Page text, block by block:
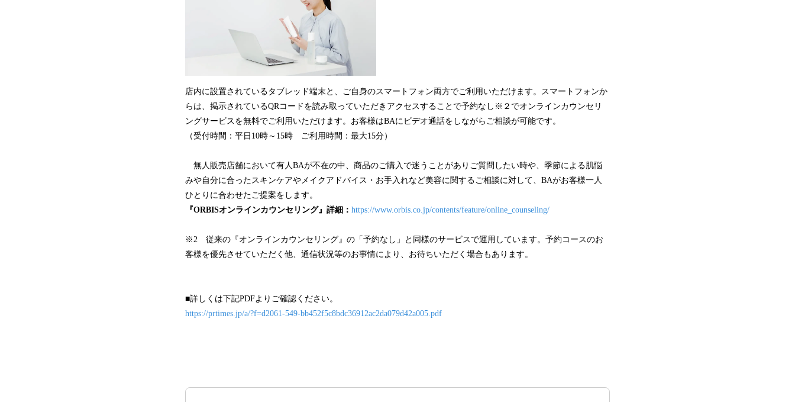
店内に設置されているタブレッド端末と、ご自身のスマートフォン両方でご利用いただけます。スマートフォンか
らは、掲示されているQRコードを読み取っていただきアクセスすることで予約なし※２でオンラインカウンセリ
ングサービスを無料でご利用いただけます。お客様はBAにビデオ通話をしながらご相談が可能です。
（受付時間：平日10時～15時 ご利用時間：最大15分）
無人販売店舗において有人BAが不在の中、商品のご購入で迷うことがありご質問したい時や、季節による肌悩
みや自分に合ったスキンケアやメイクアドバイス・お手入れなど美容に関するご相談に対して、BAがお客様一人
ひとりに合わせたご提案をします。
『ORBISオンラインカウンセリング』詳細： https://www.orbis.co.jp/contents/feature/online_counseling/
※2 従来の『オンラインカウンセリング』の「予約なし」と同様のサービスで運用しています。予約コースのお
客様を優先させていただく他、通信状況等のお事情により、お待ちいただく場合もあります。
■詳しくは下記PDFよりご確認ください。
https://prtimes.jp/a/?f=d2061-549-bb452f5c8bdc36912ac2da079d42a005.pdf